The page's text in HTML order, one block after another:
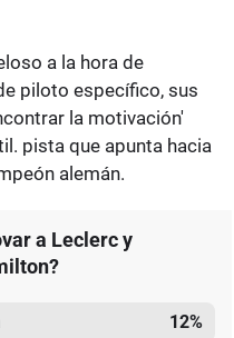
a la hora de
piloto específico, sus
la motivación'
pista que apunta hacia
alemán.
a Leclerc y
12%